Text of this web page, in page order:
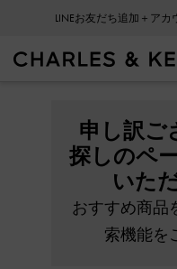
LINEお友だち追加＋ア
申し訳ご
探しのペ
いた
おすすめ商品
索機能を